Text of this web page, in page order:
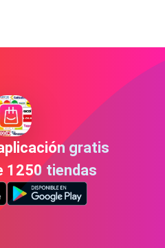
gratis
1250 tiendas